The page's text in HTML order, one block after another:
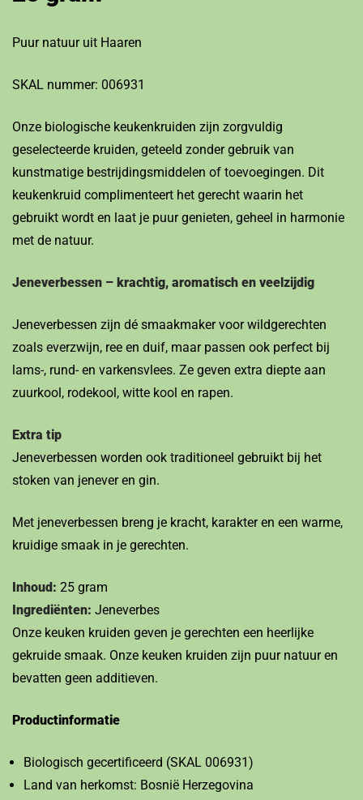
Puur natuur uit Haaren
SKAL nummer: 006931
Onze biologische keukenkruiden zijn zorgvuldig
geselecteerde kruiden, geteeld zonder gebruik van
kunstmatige bestrijdingsmiddelen of toevoegingen. Dit
keukenkruid complimenteert het gerecht waarin het
gebruikt wordt en laat je puur genieten, geheel in harmonie
met de natuur.
Jeneverbessen – krachtig, aromatisch en veelzijdig
Jeneverbessen zijn dé smaakmaker voor wildgerechten
zoals everzwijn, ree en duif, maar passen ook perfect bij
lams-, rund- en varkensvlees. Ze geven extra diepte aan
zuurkool, rodekool, witte kool en rapen.
Extra tip
Jeneverbessen worden ook traditioneel gebruikt bij het
stoken van jenever en gin.
Met jeneverbessen breng je kracht, karakter en een warme,
kruidige smaak in je gerechten.
Inhoud: 25 gram
Ingrediënten: Jeneverbes
Onze keuken kruiden geven je gerechten een heerlijke
gekruide smaak. Onze keuken kruiden zijn puur natuur en
bevatten geen additieven.
Productinformatie
Biologisch gecertificeerd (SKAL 006931)
Land van herkomst: Bosnië Herzegovina